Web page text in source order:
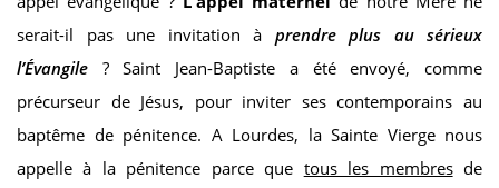
serait-il pas une invitation à prendre plus au sérieux
l’Évangile ? Saint Jean-Baptiste a été envoyé, comme
précurseur de Jésus, pour inviter ses contemporains au
baptême de pénitence. A Lourdes, la Sainte Vierge nous
appelle à la pénitence parce que tous les membresde